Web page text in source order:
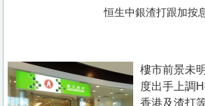
置
恒生中銀渣打跟加按
樓市前景未
度出手上調
香港及渣打